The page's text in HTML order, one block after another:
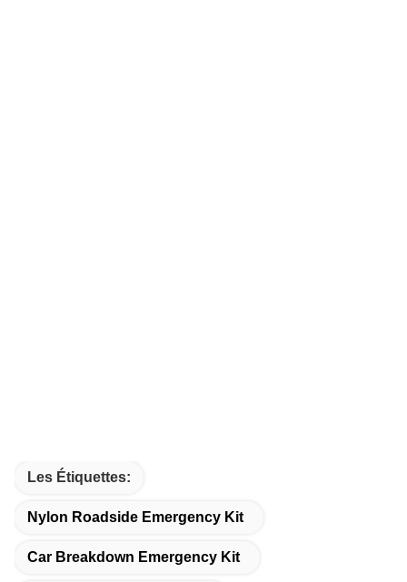
Les Étiquettes:
Nylon Roadside Emergency Kit
Car Breakdown Emergency Kit